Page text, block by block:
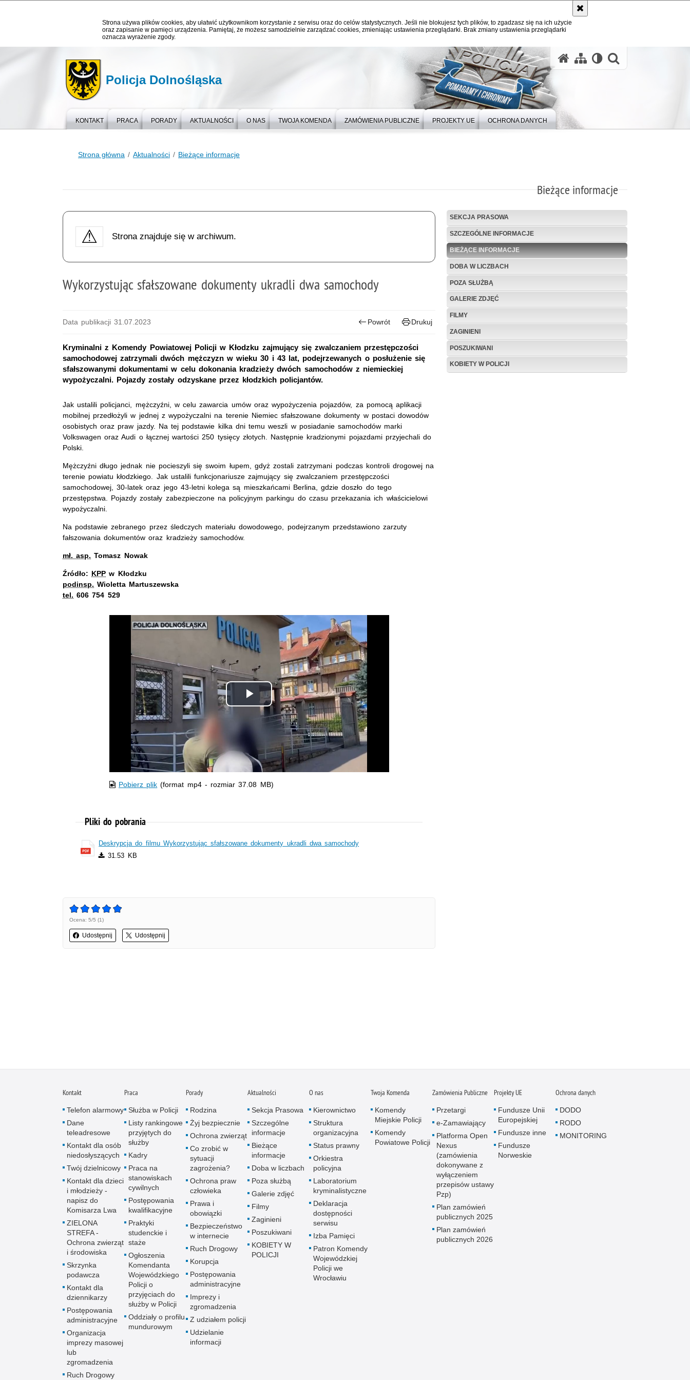
Strona używa plików cookies, aby ułatwić użytkownikom korzystanie z serwisu oraz do celów statystycznych. Jeśli nie blokujesz tych plików, to zgadzasz się na ich użycie
oraz zapisanie w pamięci urządzenia. Pamiętaj, że możesz samodzielnie zarządzać cookies, zmieniając ustawienia przeglądarki. Brak zmiany ustawienia przeglądarki
oznacza wyrażenie zgody.
Policja Dolnośląska
KONTAKT PRACA PORADY AKTUALNOŚCI O NAS TWOJA KOMENDA ZAMÓWIENIA PUBLICZNE PROJEKTY UE OCHRONA DANYCH
Strona główna Aktualności Bieżące informacje
Bieżące informacje
Strona znajduje się w archiwum.
Wykorzystując sfałszowane dokumenty ukradli dwa samochody
Data publikacji 31.07.2023 Powrót Drukuj
Kryminalni z Komendy Powiatowej Policji w Kłodzku zajmujący się zwalczaniem przestępczości
samochodowej zatrzymali dwóch mężczyzn w wieku 30 i 43 lat, podejrzewanych o posłużenie się
sfałszowanymi dokumentami w celu dokonania kradzieży dwóch samochodów z niemieckiej
wypożyczalni. Pojazdy zostały odzyskane przez kłodzkich policjantów.
Jak ustalili policjanci , mężczyźni, w celu zawarcia umów oraz wypożyczenia pojazdów, za pomocą aplikacji
mobilnej przedłożyli w jednej z wypożyczalni na terenie Niemiecsfałszowane dokumenty w postaci dowodów
osobistych oraz praw jazdy. Na tej podstawie kilka dni temu weszli w posiadanie samochodów marki
Volkswagen oraz Audi o łącznej wartości 250 tysięcyzłotych. Następnie kradzionymi pojazdami przyjechali do
Polski.
Mężczyźni długo jednak nie pocieszyli się swoim łupem, gdyż zostali zatrzymani podczas kontroli drogowej na
terenie powiatu kłodzkiego. Jak ustalili funkcjonariusze zajmujący się zwalczaniem przestępczości
samochodowej, 30-latek oraz jego 43-letni kolega są mieszkańcami Berlina, gdzie doszło do tego
przestępstwa. Pojazdy zostały zabezpieczone na policyjnym parkingu do czasu przekazania ich właścicielowi
wypożyczalni.
Na podstawie zebranego przez śledczych materiału dowodowego, podejrzanym przedstawionozarzuty
fałszowania dokumentów oraz kradzieży samochodów.
mł. asp. Tomasz Nowak
Źródło: KPP w Kłodzku
podinsp. Wioletta Martuszewska
tel. 606 754 529
Odtwórz
wideo
Pobierz plik (format mp4 - rozmiar 37.08 MB)
Pliki do pobrania
Deskrypcja do filmu Wykorzystując sfałszowane dokumenty ukradli dwa samochody
31.53 KB
Ocena: 5/5 (1)
Udostępnij Udostępnij
SEKCJA PRASOWA
SZCZEGÓLNE INFORMACJE
BIEŻĄCE INFORMACJE
DOBA W LICZBACH
POZA SŁUŻBĄ
GALERIE ZDJĘĆ
FILMY
ZAGINIENI
POSZUKIWANI
KOBIETY W POLICJI
Kontakt
Telefon alarmowy
Dane
teleadresowe
Kontakt dla osób
niedosłyszących
Twój dzielnicowy
Kontakt dla dzieci
i młodzieży -
napisz do
Komisarza Lwa
ZIELONA
STREFA -
Ochrona zwierząt
i środowiska
Skrzynka
podawcza
Kontakt dla
dziennikarzy
Postępowania
administracyjne
Organizacja
imprezy masowej
lub
zgromadzenia
Ruch Drogowy
Praca
Służba w Policji
Listy rankingowe
przyjętych do
służby
Kadry
Praca na
stanowiskach
cywilnych
Postępowania
kwalifikacyjne
Praktyki
studenckie i
staże
Ogłoszenia
Komendanta
Wojewódzkiego
Policji o
przyjęciach do
służby w Policji
Oddziały o profilu
mundurowym
Porady
Rodzina
Żyj bezpiecznie
Ochrona zwierząt
Co zrobić w
sytuacji
zagrożenia?
Ochrona praw
człowieka
Prawa i
obowiązki
Bezpieczeństwo
w internecie
Ruch Drogowy
Korupcja
Postępowania
administracyjne
Imprezy i
zgromadzenia
Z udziałem policji
Udzielanie
informacji
Aktualności
Sekcja Prasowa
Szczególne
informacje
Bieżące
informacje
Doba w liczbach
Poza służbą
Galerie zdjęć
Filmy
Zaginieni
Poszukiwani
KOBIETY W
POLICJI
O nas
Kierownictwo
Struktura
organizacyjna
Status prawny
Orkiestra
policyjna
Laboratorium
kryminalistyczne
Deklaracja
dostępności
serwisu
Izba Pamięci
Patron Komendy
Wojewódzkiej
Policji we
Wrocławiu
Twoja Komenda
Komendy
Miejskie Policji
Komendy
Powiatowe Policji
Zamówienia Publiczne
Przetargi
e-Zamawiający
Platforma Open
Nexus
(zamówienia
dokonywane z
wyłączeniem
przepisów ustawy
Pzp)
Plan zamówień
publicznych 2025
Plan zamówień
publicznych 2026
Projekty UE
Fundusze Unii
Europejskiej
Fundusze inne
Fundusze
Norweskie
Ochrona danych
DODO
RODO
MONITORING